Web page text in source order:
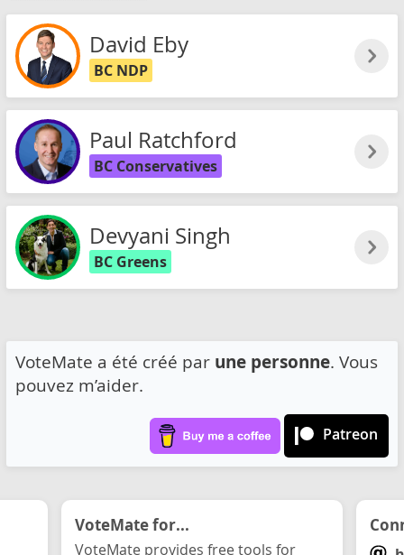
David Eby
BC NDP
Paul Ratchford
BC Conservatives
Devyani Singh
BC Greens
VoteMate a été créé par une personne. Vous
pouvez m’aider.
Patreon
VoteMate for...
VoteMate provides free tools for